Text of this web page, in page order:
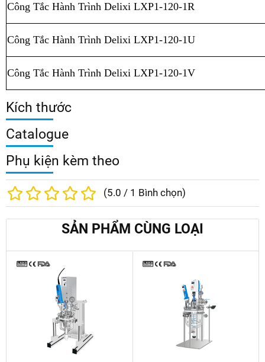
Công Tắc Hành Trình Delixi LXP1-120-1R
Công Tắc Hành Trình Delixi LXP1-120-1U
Công Tắc Hành Trình Delixi LXP1-120-1V
Kích thước
Catalogue
Phụ kiện kèm theo
(5.0 / 1 Bình chọn)
SẢN PHẨM CÙNG LOẠI